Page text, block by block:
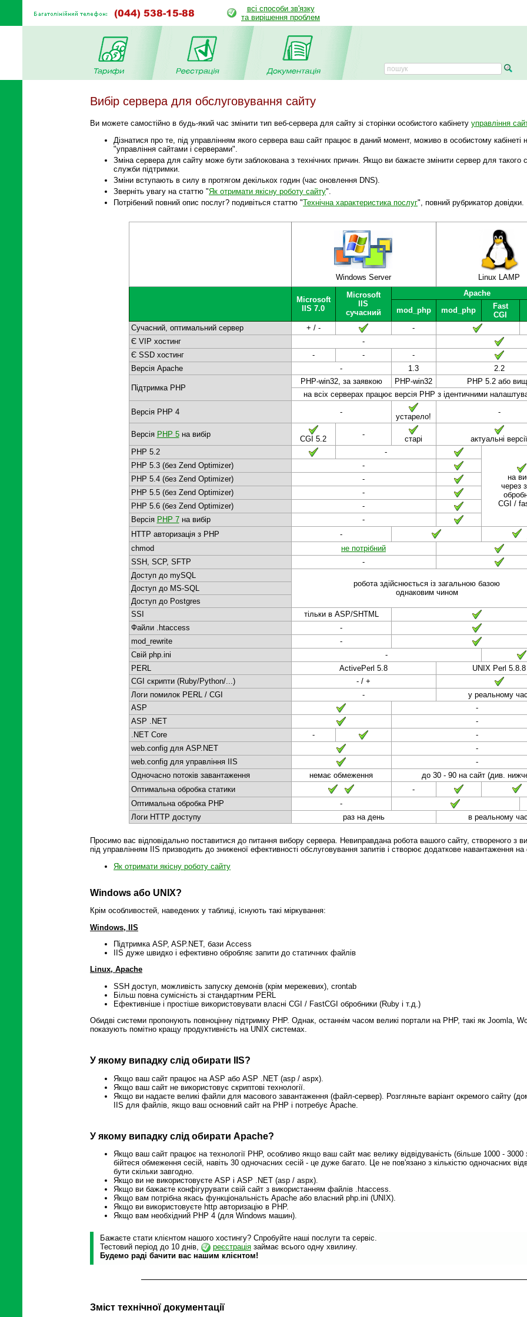
всі способи зв'язку
та вирішення проблем
Вибір сервера для обслуговування сайту
Ви можете самостійно в будь-який час змінити тип веб-сервера для сайту зі сторінки особистого кабінету управління
Дізнатися про те, під управлінням якого сервера ваш сайт працює в даний момент, моживо в особистому кабінеті
"управління сайтами і серверами".
Зміна сервера для сайту може бути заблокована з технічних причин. Якщо ви бажаєте змінити сервер для такого
служби підтримки.
Зміни вступають в силу в протягом декількох годин (час оновлення DNS).
Зверніть увагу на статтю "Як отримати якісну роботу сайту".
Потрібений повний опис послуг? подивіться статтю "Технічна характеристика послуг", повний рубрикатор довідки.
Windows Server Linux LAMP
Microsoft
IIS 7.0
Microsoft
IIS
сучасний
Apache
mod_php
mod_php
Fast
CGI
Сучасний, оптимальний сервер
+ / - -
Є VIP хостинг
-
Є SSD хостинг
- -
-
Версія Apache
- 1.3 2.2
Підтримка PHP
PHP-win32, за заявкою PHP-win32
PHP 5.2 або
на всіх серверах працює версія PHP з ідентичними
Версія PHP 4
-
устарело!
-
Версія PHP 5на вибір
CGI 5.2
-
старі
актуальні версії
PHP 5.2
-
на
через
CGI /
PHP 5.3 (без Zend Optimizer)
-
PHP 5.4 (без Zend Optimizer)
-
PHP 5.5 (без Zend Optimizer)
-
PHP 5.6 (без Zend Optimizer)
-
Версія PHP 7на вибір
-
HTTP авторизація з PHP
-
chmod
не потрібний
SSH, SCP, SFTP
-
Доступ до mySQL
робота здійснюється із загальною базою
однаковим чином
Доступ до MS-SQL
Доступ до Postgres
SSI
тільки в ASP/SHTML
Файли .htaccess
-
mod_rewrite
-
Свій php.ini
-
PERL
ActivePerl 5.8
UNIX Perl 5.8.8
CGI скрипти (Ruby/Python/...)
- / +
Логи помилок PERL / CGI
-
у реальному
ASP
-
ASP .NET
-
.NET Core
-
-
web.config для ASP.NET
-
web.config для управління IIS
-
Одночасно потоків завантаження
немає обмеження
до 30 - 90 на сайт (див.
Оптимальна обробка статики
-
Оптимальна обробка PHP
-
Логи HTTP доступу
раз на день в реальному
Просимо вас відповідально поставитися до питання вибору сервера. Невиправдана робота вашого сайту, створеного з
під управлінням IIS призводить до зниженої ефективності обслуговування запитів і створює додаткове навантаження на
Як отримати якісну роботу сайту
Windows або UNIX?
Крім особливостей, наведених у таблиці, існують такі міркування:
Windows, IIS
Підтримка ASP, ASP.NET, бази Access
IIS дуже швидко і ефективно обробляє запити до статичних файлів
Linux, Apache
SSH доступ, можливість запуску демонів (крім мережевих), crontab
Більш повна сумісність зі стандартним PERL
Ефективніше і простіше використовувати власні CGI / FastCGI обробники (Ruby і т.д.)
Обидві системи пропонують повноцінну підтримку PHP. Однак, останнім часом великі портали на PHP, такі як Joomla,
показують помітно кращу продуктивність на UNIX системах.
У якому випадку слід обирати IIS?
Якщо ваш сайт працює на ASP або ASP .NET (asp / aspx).
Якщо ваш сайт не використовує скриптові технології.
Якщо ви надаєте великі файли для масового завантаження (файл-сервер). Розгляньте варіант окремого сайту
IIS для файлів, якщо ваш основний сайт на PHP і потребує Apache.
У якому випадку слід обирати Apache?
Якщо ваш сайт працює на технології PHP, особливо якщо ваш сайт має велику відвідуваність (більше 1000 - 3000
бійтеся обмеження сесій, навіть 30 одночасних сесій - це дуже багато. Це не пов'язано з кількістю одночасних
бути скільки завгодно.
Якщо ви не використовуєте ASP і ASP .NET (asp / aspx).
Якщо ви бажаєте конфігурувати свій сайт з використанням файлів .htaccess.
Якщо вам потрібна якась функціональність Apache або власний php.ini (UNIX).
Якщо ви використовуєте http авторизацію в PHP.
Якщо вам необхідний PHP 4 (для Windows машин).
Бажаєте стати клієнтом нашого хостингу? Спробуйте наші послуги та сервіс.
Тестовий період до 10 днів,
реєстрація займає всього одну хвилину.
Будемо раді бачити вас нашим клієнтом!
Зміст технічної документації